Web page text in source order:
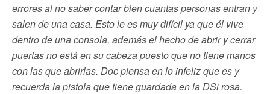
errores al no saber contar bien cuantas personas entran y
salen de una casa. Esto le es muy difícil ya que él vive
dentro de una consola, además el hecho de abrir y cerrar
puertas no está en su cabeza puesto que no tiene manos
con las que abrirlas. Doc piensa en lo infeliz que es y
recuerda la pistola que tiene guardada en la DSi rosa.